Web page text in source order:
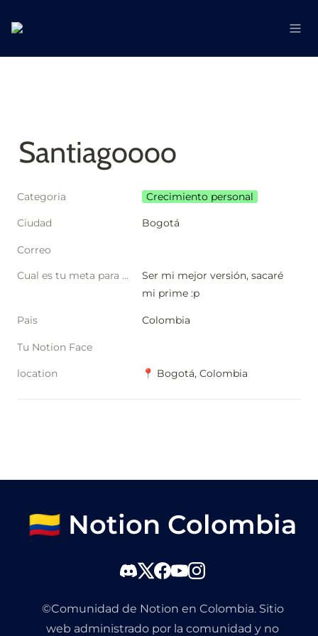
Santiagoooo
Categoria Crecimiento personal
Ciudad Bogotá
Correo
Cual es tu meta para este año?
Ser mi mejor versión, sacaré
mi prime :p
Pais Colombia
Tu Notion Face
location 📍 Bogotá, Colombia
🇨🇴 Notion Colombia
©Comunidad de Notion en Colombia. Sitio
web administrado por la comunidad y no